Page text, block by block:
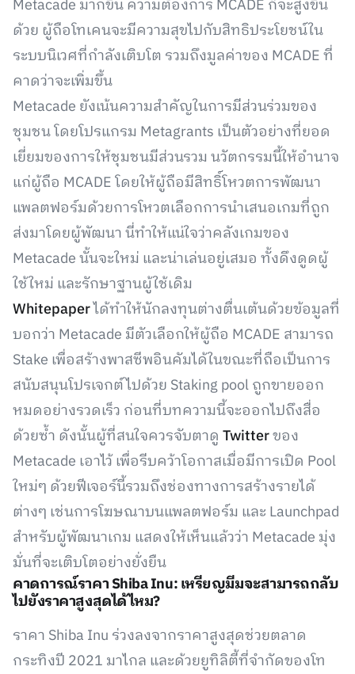
Metacade มากขึ้น ความต้องการ MCADE ก็จะสูงขึ้น
ด้วย ผู้ถือโทเคนจะมีความสุขไปกับสิทธิประโยชน์ใน
ระบบนิเวศที่กำลังเติบโต รวมถึงมูลค่าของ MCADE ที่
คาดว่าจะเพิ่มขึ้น
Metacade ยังเน้นความสำคัญในการมีส่วนร่วมของ
ชุมชน โดยโปรแกรม Metagrants เป็นตัวอย่างที่ยอด
เยี่ยมของการให้ชุมชนมีส่วนรวม นวัตกรรมนี้ให้อำนาจ
แก่ผู้ถือ MCADE โดยให้ผู้ถือมีสิทธิ์โหวตการพัฒนา
แพลตฟอร์มด้วยการโหวตเลือกการนำเสนอเกมที่ถูก
ส่งมาโดยผู้พัฒนา นี่ทำให้แน่ใจว่าคลังเกมของ
Metacade นั้นจะใหม่ และน่าเล่นอยู่เสมอ ทั้งดึงดูดผู้
ใช้ใหม่ และรักษาฐานผู้ใช้เดิม
Whitepaperได้ทำให้นักลงทุนต่างตื่นเต้นด้วยข้อมูลที่
บอกว่า Metacade มีตัวเลือกให้ผู้ถือ MCADE สามารถ
Stake เพื่อสร้างพาสซีพอินคัมได้ในขณะที่ถือเป็นการ
สนับสนุนโปรเจกต์ไปด้วย Staking pool ถูกขายออก
หมดอย่างรวดเร็ว ก่อนที่บทความนี้จะออกไปถึงสื่อ
ด้วยซ้ำ ดังนั้นผู้ที่สนใจควรจับตาดู Twitterของ
Metacade เอาไว้ เพื่อรีบคว้าโอกาสเมื่อมีการเปิด Pool
ใหม่ๆ ด้วยฟีเจอร์นี้รวมถึงช่องทางการสร้างรายได้
ต่างๆ เช่นการโฆษณาบนแพลตฟอร์ม และ Launchpad
สำหรับผู้พัฒนาเกม แสดงให้เห็นแล้วว่า Metacade มุ่ง
มั่นที่จะเติบโตอย่างยั่งยืน
คาดการณ์ราคา Shiba Inu: เหรียญมีมจะสามารถกลับ
ไปยังราคาสูงสุดได้ไหม?
ราคา Shiba Inu ร่วงลงจากราคาสูงสุดช่วยตลาด
กระทิงปี 2021 มาไกล และด้วยยูทิลิตี้ที่จำกัดของโท